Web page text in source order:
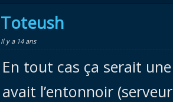
Toteush
Il y a 14 ans
En tout cas ça serait
avait l’entonnoir